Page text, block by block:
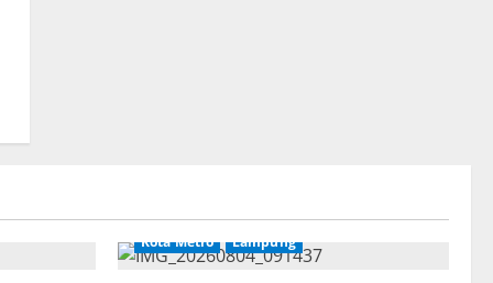
Kota Metro Lampung